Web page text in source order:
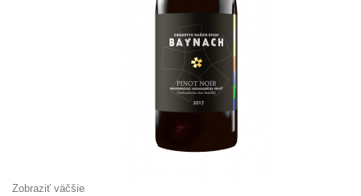
Zobraziť väčšie